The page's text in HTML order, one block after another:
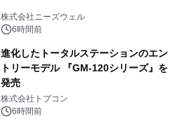
株式会社ニーズウェル
6時間前
進化したトータルステーションのエン
トリーモデル 『GM-120シリーズ』を
発売
株式会社トプコン
6時間前